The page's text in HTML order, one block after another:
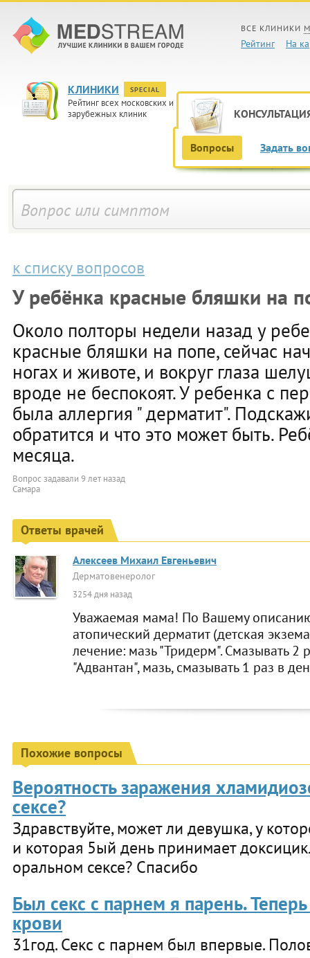
ВСЕ КЛИНИКИ
Рейтинг На
КЛИНИКИ SPECIAL
Рейтинг всех московских и
зарубежных клиник
Вопросы Задать
к списку вопросов
У ребёнка красные бляшки на
Около полторы недели назад у
красные бляшки на попе, сейчас
ногах и животе, и вокруг глаза
вроде не беспокоят. У ребенка с
была аллергия " дерматит".
обратится и что это может быть.
месяца.
Вопрос задавали 9 лет назад
Самара
Ответы врачей
Алексеев Михаил Евгеньевич
Дерматовенеролог
3254 дня назад
Уважаемая мама! По Вашему
атопический дерматит (детская
лечение: мазь "Тридерм". Смазывать 2
"Адвантан", мазь, смазывать 1 раз в
Похожие вопросы
Вероятность заражения
сексе?
Здравствуйте, может ли девушка, у
и которая 5ый день принимает
оральном сексе? Спасибо
Был секс с парнем я парень.
крови
31год. Секс с парнем был впервые.